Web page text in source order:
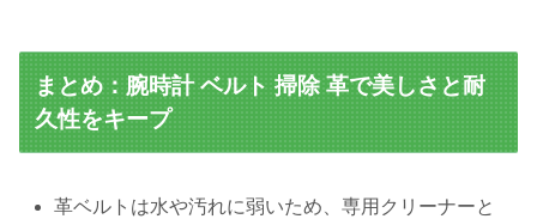
まとめ：腕時計 ベルト 掃除 革で美しさと耐
久性をキープ
革ベルトは水や汚れに弱いため、専用クリーナーと